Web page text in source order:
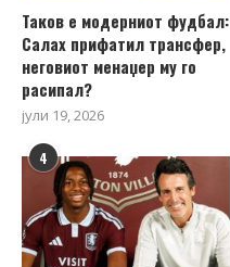
Таков е модерниот фудбал:
Салах прифатил трансфер,
неговиот менаџер му го
расипал?
јули 19, 2026
4